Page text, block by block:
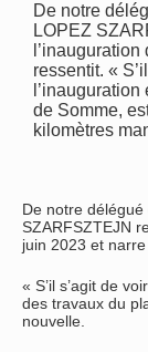
De notre
LOPEZ
ressentit. «
de Somme,
kilomètres
De notre
SZARFSZTEJN
juin 2023 et
« S’il s’agit de
des travaux du
nouvelle.